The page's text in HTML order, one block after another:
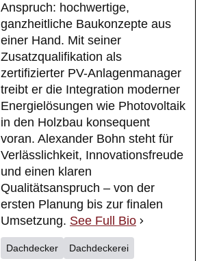
Anspruch: hochwertige,
ganzheitliche Baukonzepte aus
einer Hand. Mit seiner
Zusatzqualifikation als
zertifizierter PV-Anlagenmanager
treibt er die Integration moderner
Energielösungen wie Photovoltaik
in den Holzbau konsequent
voran. Alexander Bohn steht für
Verlässlichkeit, Innovationsfreude
und einen klaren
Qualitätsanspruch – von der
ersten Planung bis zur finalen
Umsetzung. See Full Bio
Dachdecker Dachdeckerei